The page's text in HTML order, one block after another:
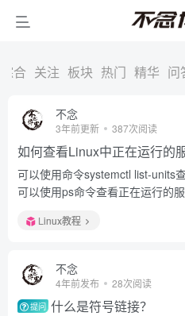
综合 关注 板块 热门 精华 问
不念
3年前更新 387次阅读
如何查看Linux中正在运行的
可以使用命令systemctl list-units
可以使用ps命令查看正在运行的服
Linux教程
不念
4年前发布 28次阅读
提问 什么是符号链接？